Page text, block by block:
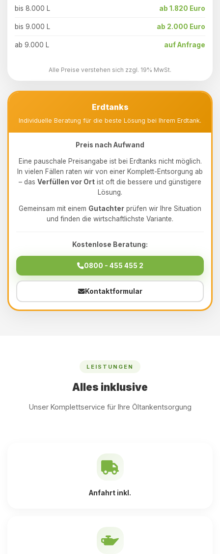
bis 8.000 L ab 1.820 Euro
bis 9.000 L ab 2.000 Euro
ab 9.000 L auf Anfrage
Alle Preise verstehen sich zzgl. 19% MwSt.
Erdtanks
Individuelle Beratung für die beste Lösung bei Ihrem Erdtank.
Preis nach Aufwand
Eine pauschale Preisangabe ist bei Erdtanks nicht möglich.
In vielen Fällen raten wir von einer Komplett-Entsorgung ab
– das Verfüllen vor Ort ist oft die bessere und günstigere
Lösung.
Gemeinsam mit einem Gutachter prüfen wir Ihre Situation
und finden die wirtschaftlichste Variante.
Kostenlose Beratung:
0800 - 455 455 2
Kontaktformular
LEISTUNGEN
Alles inklusive
Unser Komplettservice für Ihre Öltankentsorgung
Anfahrt inkl.